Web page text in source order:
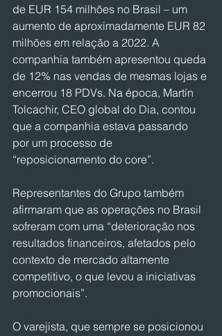
de EUR 154 milhões no Brasil – um
aumento de aproximadamente EUR 82
milhões em relação a 2022. A
companhia também apresentou queda
de 12% nas vendas de mesmas lojas e
encerrou 18 PDVs. Na época, Martín
Tolcachir, CEO global do Dia, contou
que a companhia estava passando
por um processo de
“reposicionamento do core”.
Representantes do Grupo também
afirmaram que as operações no Brasil
sofreram com uma “deterioração nos
resultados financeiros, afetados pelo
contexto de mercado altamente
competitivo, o que levou a iniciativas
promocionais”.
O varejista, que sempre se posicionou